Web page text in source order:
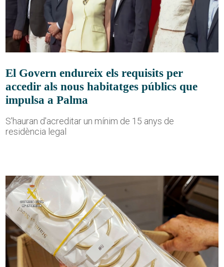
El Govern endureix els requisits per
accedir als nous habitatges públics que
impulsa a Palma
S'hauran d'acreditar un mínim de 15 anys de
residència legal